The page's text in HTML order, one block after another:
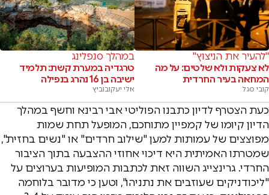
"להעיר את הניצוץ"
לא צעקות ולא שלטים: על מה
המחאה בעיר החרדית
קובי סגל
במהלך סנפלינג
טרגדיה במערת קשת: תלמיד
ישיבה בן 16 נהרג בנפילה
אלי יעקובוביץ
כעת הצטרף לדיון כתבנו הפוליטי אבי רבינא וחשף במהלך
הדיון קיומו של קמפיין מתוחכם, המופעל תחת שמות
מפוצצים של עמותות למען "שילוב חרדים" או "נשים בחזית",
שמטרתו האמיתית היא דיכוי אחוזי ההצבעה בתוך הציבור
החרדי. גרינצייג השווה זאת לכתבות המופיעות בערוצים על
"ליכודניקים שעוזבים את נתניהו", וטען כי מדובר בלוחמה